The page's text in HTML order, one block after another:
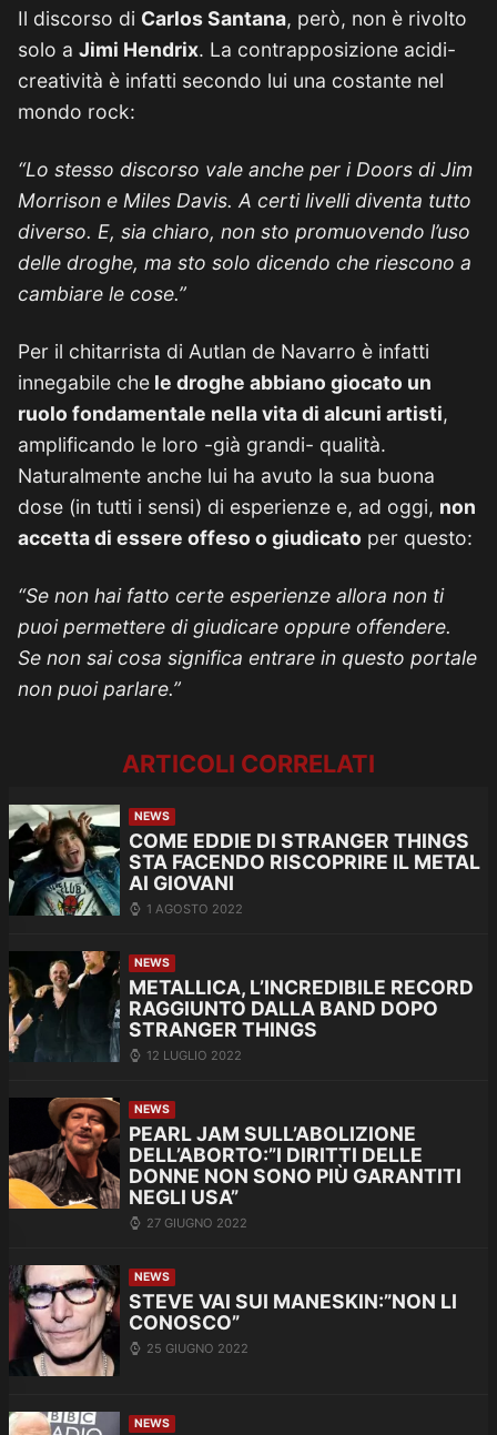
Il discorso di Carlos Santana, però, non è rivolto
solo a Jimi Hendrix. La contrapposizione acidi-
creatività è infatti secondo lui una costante nel
mondo rock:
“Lo stesso discorso vale anche per i Doors di Jim
Morrison e Miles Davis. A certi livelli diventa tutto
diverso. E, sia chiaro, non sto promuovendo l’uso
delle droghe, ma sto solo dicendo che riescono a
cambiare le cose.”
Per il chitarrista di Autlan de Navarro è infatti
innegabile che le droghe abbiano giocato un
ruolo fondamentale nella vita di alcuni artisti,
amplificando le loro -già grandi- qualità.
Naturalmente anche lui ha avuto la sua buona
dose (in tutti i sensi) di esperienze e, ad oggi, non
accetta di essere offeso o giudicato per questo:
“Se non hai fatto certe esperienze allora non ti
puoi permettere di giudicare oppure offendere.
Se non sai cosa significa entrare in questo portale
non puoi parlare.”
ARTICOLI CORRELATI
NEWS
COME EDDIE DI STRANGER THINGS
STA FACENDO RISCOPRIRE IL METAL
AI GIOVANI
1 AGOSTO 2022
NEWS
METALLICA, L’INCREDIBILE RECORD
RAGGIUNTO DALLA BAND DOPO
STRANGER THINGS
12 LUGLIO 2022
NEWS
PEARL JAM SULL’ABOLIZIONE
DELL’ABORTO:”I DIRITTI DELLE
DONNE NON SONO PIÙ GARANTITI
NEGLI USA”
27 GIUGNO 2022
NEWS
STEVE VAI SUI MANESKIN:”NON LI
CONOSCO”
25 GIUGNO 2022
NEWS